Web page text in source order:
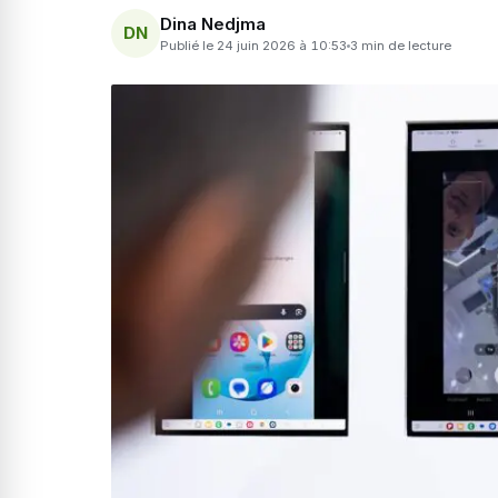
DN Dina Nedjma
Publié le 24 juin 2026 à 10:53 3 min de lecture